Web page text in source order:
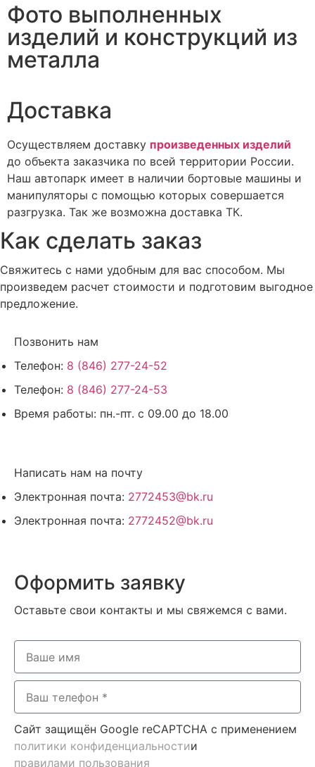
Фото выполненных
изделий и конструкций из
металла
Доставка
Осуществляем доставку произведенных изделий
до объекта заказчика по всей территории России.
Наш автопарк имеет в наличии бортовые машины и
манипуляторы с помощью которых совершается
разгрузка. Так же возможна доставка ТК.
Как сделать заказ
Свяжитесь с нами удобным для вас способом. Мы
произведем расчет стоимости и подготовим выгодное
предложение.
Позвонить нам
Телефон: 8 (846) 277-24-52
Телефон: 8 (846) 277-24-53
Время работы: пн.-пт. с 09.00 до 18.00
Написать нам на почту
Электронная почта: 2772453@bk.ru
Электронная почта: 2772452@bk.ru
Оформить заявку
Оставьте свои контакты и мы свяжемся с вами.
Сайт защищён Google reCAPTCHA с применением
политики конфиденциальностии
правилами пользования